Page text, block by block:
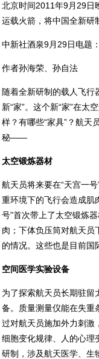
北京时间2011年9月29日
运载火箭，将中国全新研
中新社酒泉9月29日电题
作者孙海荣、孙自法
随着全新研制的载人飞行
新“家”。这个新“家”在太
样？有哪些“家具”？航天
秘——
太空锻炼器材
航天员将来要在“天宫一
重环境下的飞行会造成肌
号”首次带上了太空锻炼
肉；下体负压筒对航天员
的情况。这些也是目前国
空间医学实验设备
为了探索航天员长期驻留
备。质量测量仪能在失重
过对航天员施加外力刺激
细胞变化规律、人的心理
研制，涉及航天医学、生